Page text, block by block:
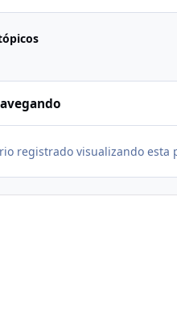
registrado visualizando esta